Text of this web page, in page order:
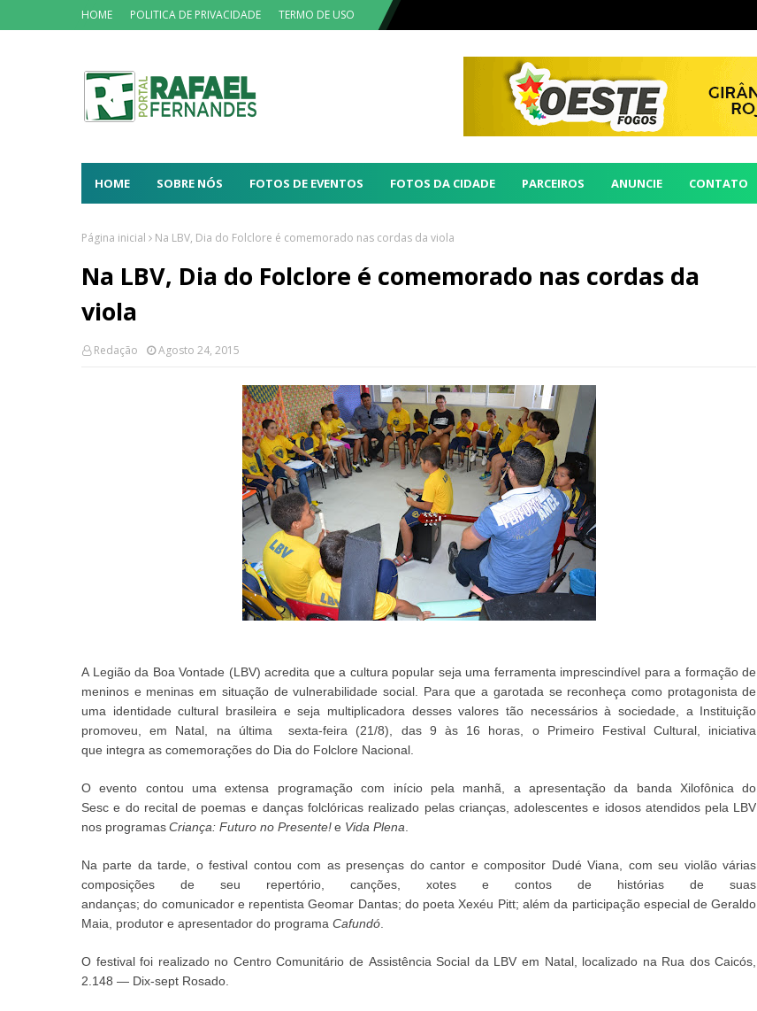
HOME POLITICA DE PRIVACIDADE TERMO DE USO
HOME SOBRE NÓS FOTOS DE EVENTOS FOTOS DA CIDADE PARCEIROS ANUNCIE CONTATO
Página inicial Na LBV, Dia do Folclore é comemorado nas cordas da viola
Na LBV, Dia do Folclore é comemorado nas cordas da
viola
Redação Agosto 24, 2015
A Legião da Boa Vontade (LBV)acredita que a cultura popular seja uma ferramenta imprescindível para a formação de
meninos e meninas em situação de vulnerabilidade social. Para quea garotada se reconheça como protagonista de
uma identidade cultural brasileira e seja multiplicadora desses valores tão necessários à sociedade, a Instituição
promoveu , em Natal, na última sexta-feira (21/8), das 9 às 16 horas, o Primeiro Festival Cultural, iniciativa
que integra as comemorações do Dia do Folclore Nacional.
O evento contou umaextensa programaçãocom iníciopela manhã, a apresentaçãoda banda Xilofônica do
Sesc e do recital de poemas e danças folclóricas realizado pelascrianças,adolescentes e idosos atendidospela LBV
nos programasCriança: Futuro no Presente!e Vida Plena
Na parte da tarde, ofestival contou com aspresenças do cantor e compositor Dudé Viana, comseu violãovárias
composições de seu repertório , canções, xotes e contos de histórias de suas
andanças; do comunicador e repentistaGeomar Dantas; do poeta Xexéu Pitt; além da participação especialde Geraldo
Maia,
produtor e apresentador do programa Cafundó
O festivalfoi realizadono CentroComunitário de Assistência Social da LBV em Natal, localizado na Rua dos Caicós,
2 148 — Dix-sept Rosado